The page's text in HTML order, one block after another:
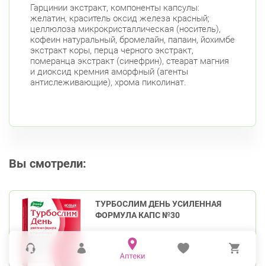
Гарцинии экстракт, компоненты капсулы:
желатин, краситель оксид железа красный;
целлюлоза микрокристаллическая (носитель),
кофеин натуральный, бромелайн, папаин, йохимбе
экстракт коры, перца черного экстракт,
померанца экстракт (синефрин), стеарат магния
и диоксид кремния аморфный (агенты
антислеживающие), хрома пиколинат.
Вы смотрели:
ТУРБОСЛИМ ДЕНЬ УСИЛЕННАЯ
ФОРМУЛА КАПС №30